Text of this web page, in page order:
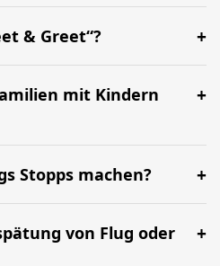
genaue Zeit hängt von
Strecke beträgt ca. 560
& Greet“?
Treffpunkt (z. B.
hilft mit Gepäck
mit Kindern
Buchung das Alter der Kinder
oder
Stopps machen?
Für feste zusätzliche
geben Sie uns
einen passenden
von Flug oder